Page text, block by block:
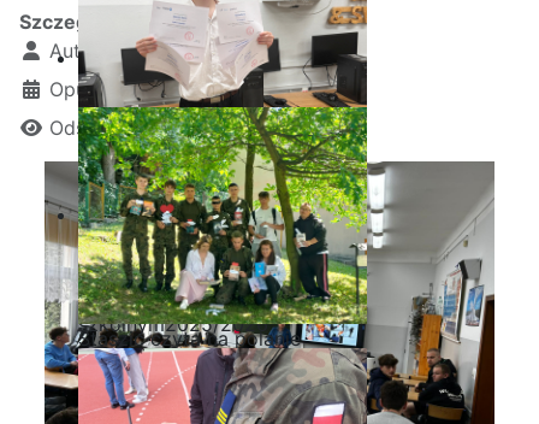
Ostatnia garść certyfikatów
Akademii CISCO w roku
szkolnym2025/2026
Staszic czyta na polanie
Szczegóły
Autor:
Kamil Krosta
Opublikowano: 01 kwiecień 2026
Odsłon: 552